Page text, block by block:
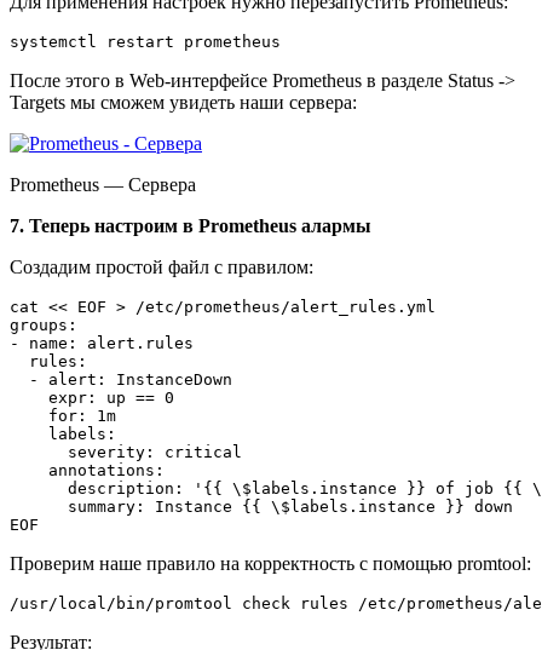
После этого в Web-интерфейсе Prometheus в разделе Status ->
Targets мы сможем увидеть наши сервера:
Prometheus — Сервера
7. Теперь настроим в Prometheus алармы
Создадим простой файл с правилом:
cat << EOF > /etc/prometheus/alert_rules.yml
groups:
- name: alert.rules
  rules:
  - alert: InstanceDown
    expr: up == 0
    for: 1m
    labels:
      severity: critical
    annotations:
description: '{{ \$labels.instance }} of job {{
      summary: Instance {{ \$labels.instance }} down
Проверим наше правило на корректность с помощью promtool:
Результат: